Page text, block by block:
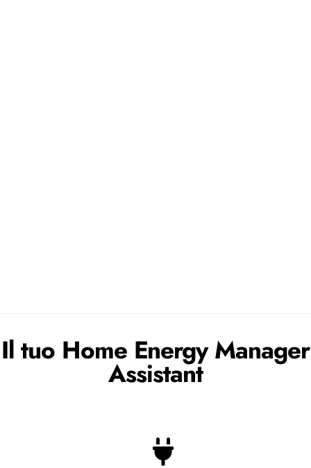
Il tuo Home Energy Manager
Assistant